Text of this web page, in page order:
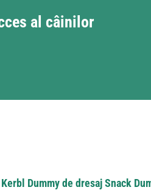
al câinilor
Kerbl Dummy de dresaj Snack